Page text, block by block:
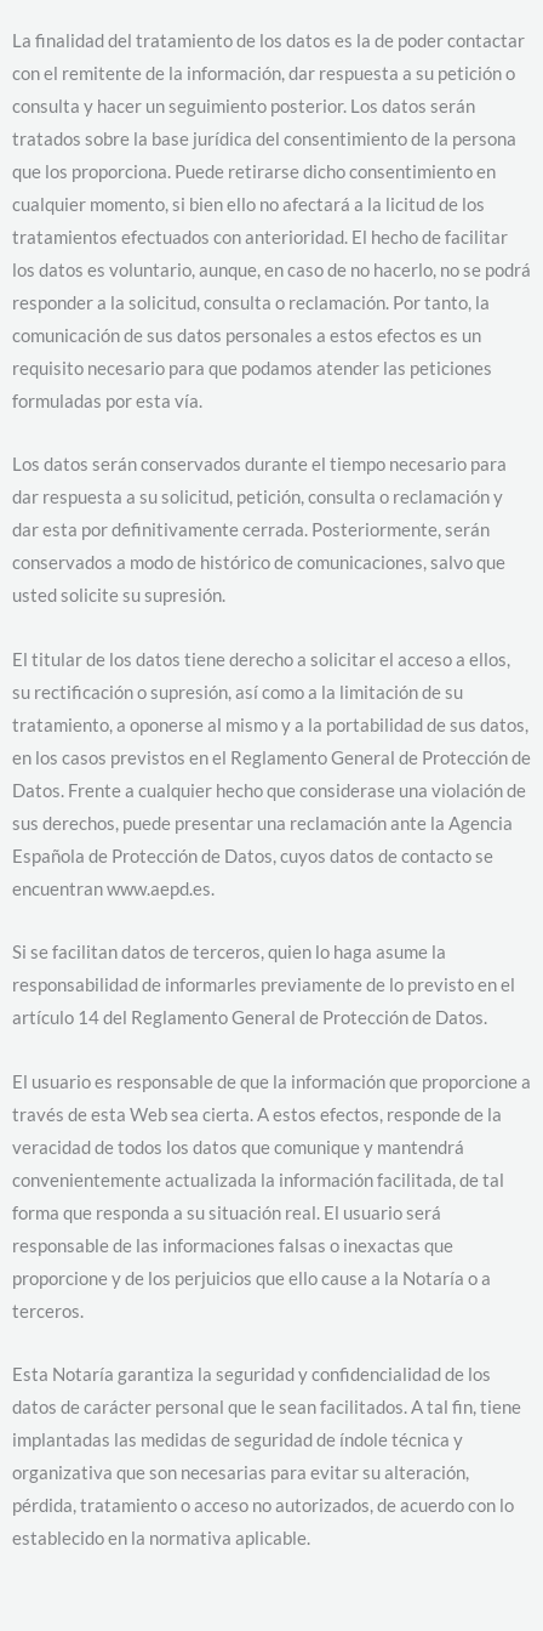
La finalidad del tratamiento de los datos es la de poder contactar
con el remitente de la información, dar respuesta a su petición o
consulta y hacer un seguimiento posterior. Los datos serán
tratados sobre la base jurídica del consentimiento de la persona
que los proporciona. Puede retirarse dicho consentimiento en
cualquier momento, si bien ello no afectará a la licitud de los
tratamientos efectuados con anterioridad. El hecho de facilitar
los datos es voluntario, aunque, en caso de no hacerlo, no se podrá
responder a la solicitud, consulta o reclamación. Por tanto, la
comunicación de sus datos personales a estos efectos es un
requisito necesario para que podamos atender las peticiones
formuladas por esta vía.
Los datos serán conservados durante el tiempo necesario para
dar respuesta a su solicitud, petición, consulta o reclamación y
dar esta por definitivamente cerrada. Posteriormente, serán
conservados a modo de histórico de comunicaciones, salvo que
usted solicite su supresión.
El titular de los datos tiene derecho a solicitar el acceso a ellos,
su rectificación o supresión, así como a la limitación de su
tratamiento, a oponerse al mismo y a la portabilidad de sus datos,
en los casos previstos en el Reglamento General de Protección de
Datos. Frente a cualquier hecho que considerase una violación de
sus derechos, puede presentar una reclamación ante la Agencia
Española de Protección de Datos, cuyos datos de contacto se
encuentran www.aepd.es.
Si se facilitan datos de terceros, quien lo haga asume la
responsabilidad de informarles previamente de lo previsto en el
artículo 14 del Reglamento General de Protección de Datos.
El usuario es responsable de que la información que proporcione a
través de esta Web sea cierta. A estos efectos, responde de la
veracidad de todos los datos que comunique y mantendrá
convenientemente actualizada la información facilitada, de tal
forma que responda a su situación real. El usuario será
responsable de las informaciones falsas o inexactas que
proporcione y de los perjuicios que ello cause a la Notaría o a
terceros.
Esta Notaría garantiza la seguridad y confidencialidad de los
datos de carácter personal que le sean facilitados. A tal fin, tiene
implantadas las medidas de seguridad de índole técnica y
organizativa que son necesarias para evitar su alteración,
pérdida, tratamiento o acceso no autorizados, de acuerdo con lo
establecido en la normativa aplicable.